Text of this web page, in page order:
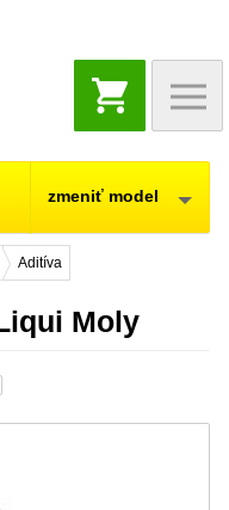
NÁKUPNÝ
KOŠÍK
zmeniť model
Aditíva
Moly